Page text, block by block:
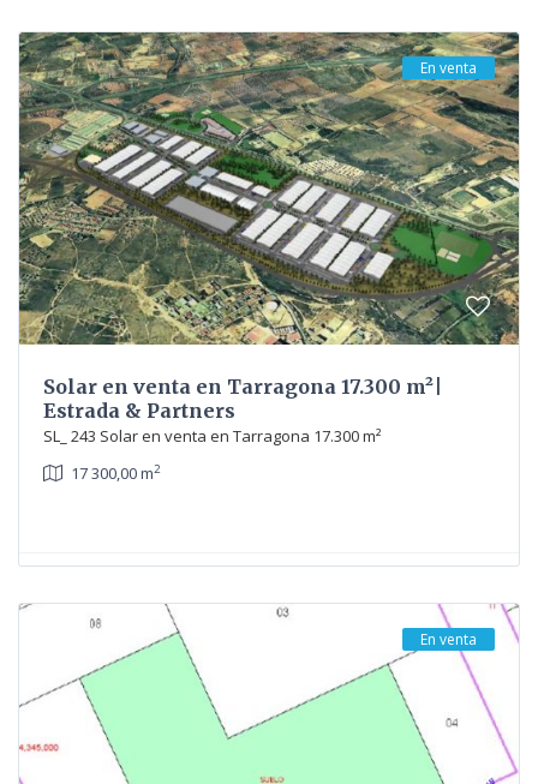
En venta
Solar en venta en Tarragona 17.300 m²|
Estrada & Partners
SL_ 243 Solar en venta en Tarragona 17.300 m²
17 300,00 m2
En venta